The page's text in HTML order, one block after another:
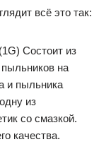
всё это так:
Cостоит из
на
и пыльника
из
со смазкой.
качества.